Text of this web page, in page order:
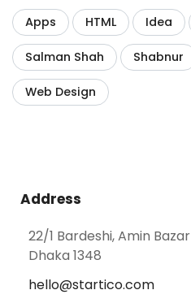
Apps HTML Idea
Salman Shah Shabnur
Web Design
Address
22/1 Bardeshi, Amin Bazar
Dhaka 1348
hello@startico.com